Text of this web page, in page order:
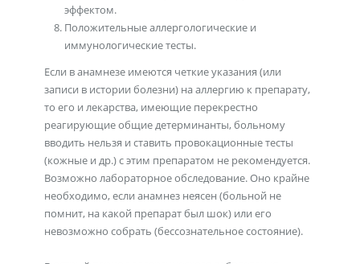
эффектом.
Положительные аллергологические и
иммунологические тесты.
Если в анамнезе имеются четкие указания (или
записи в истории болезни) на аллергию к препарату,
то его и лекарства, имеющие перекрестно
реагирующие общие детерминанты, больному
вводить нельзя и ставить провокационные тесты
(кожные и др.) с этим препаратом не рекомендуется.
Возможно лабораторное обследование. Оно крайне
необходимо, если анамнез неясен (больной не
помнит, на какой препарат был шок) или его
невозможно собрать (бессознательное состояние).